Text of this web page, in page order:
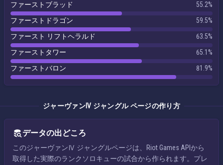
ファーストブラッド
55.2%
ファーストドラゴン
59.5%
ファースト リフトヘラルド
63.5%
ファーストタワー
65.1%
ファーストバロン
81.9%
ジャーヴァンⅣ ジャングル ページの作り方
データの出どころ
このジャーヴァンⅣ ジャングルページは、Riot Games APIから
取得した実際のランクソロキューの試合から作られます。プレ